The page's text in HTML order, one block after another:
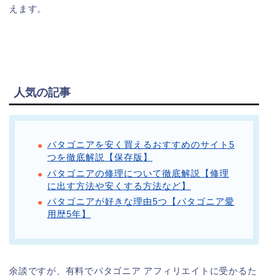
えます。
人気の記事
パタゴニアを安く買えるおすすめのサイト5
つを徹底解説【保存版】
パタゴニアの修理について徹底解説【修理
に出す方法や安くする方法など】
パタゴニアが好きな理由5つ【パタゴニア愛
用歴5年】
余談ですが、有料でパタゴニア アフィリエイトに受かるた